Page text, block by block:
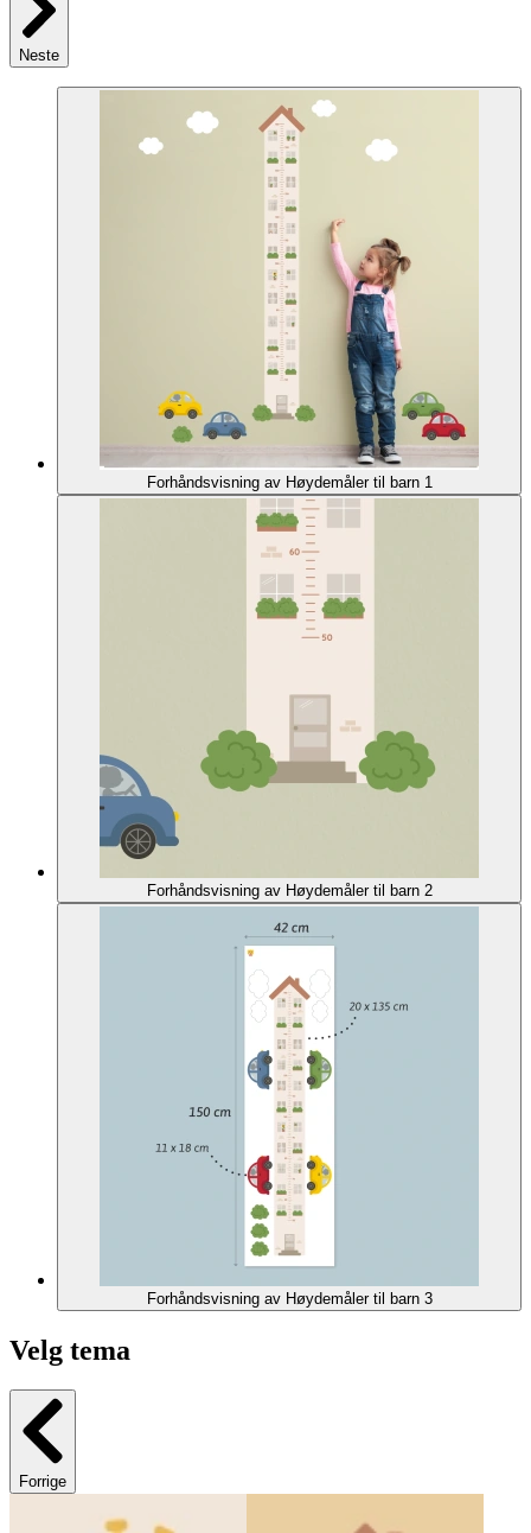
Neste
Forhåndsvisning av Høydemåler til barn 1
Forhåndsvisning av Høydemåler til barn 2
Forhåndsvisning av Høydemåler til barn 3
Velg tema
Forrige